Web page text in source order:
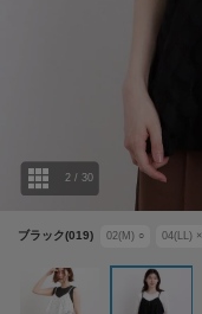
ブラック(019) 02(M) ○ 04(LL) ×
2 / 30